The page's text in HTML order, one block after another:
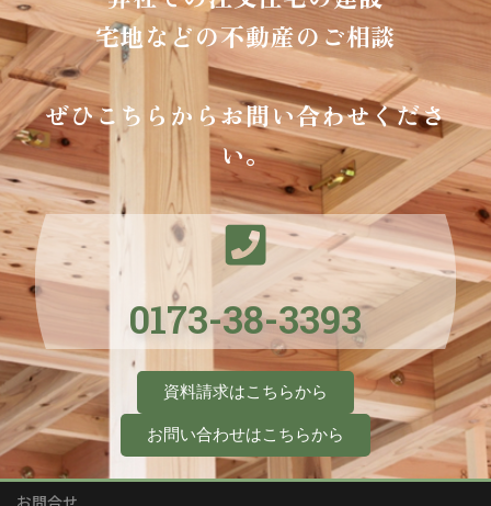
0173-38-3393
資料請求はこちらから
お問い合わせはこちらから
宅地などの不動産のご相談
ぜひこちらからお問い合わせくださ
い。